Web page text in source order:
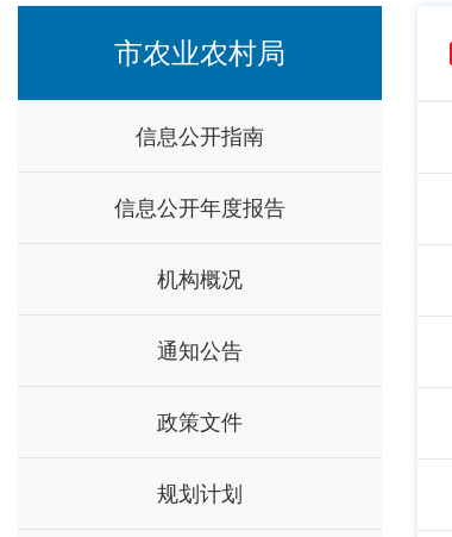
市农业农村局
信息公开指南
信息公开年度报告
机构概况
通知公告
政策文件
规划计划